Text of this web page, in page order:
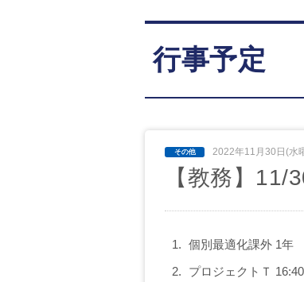
学校案内
広報佐野日大
αクラス
N進学クラス（Nクラス）
スクールバス
学則（令和8年度～）
日大DAY
学校案内パンフレット
サニチヒーローズ
行事予定
2022年11月30日(水
【教務】11/
個別最適化課外 1年
プロジェクトＴ